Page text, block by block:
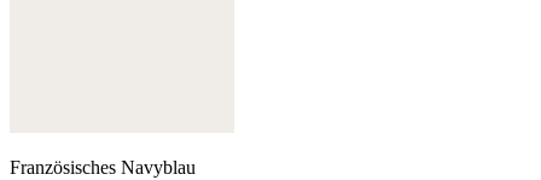
Französisches Navyblau